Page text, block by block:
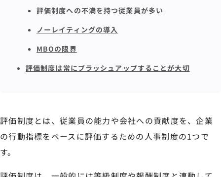
評価制度への不満を持つ従業員が多い
ノーレイティングの導入
MBOの限界
評価制度は常にブラッシュアップすることが大切
評価制度とは、従業員の能力や会社への貢献度を、企業
の行動指標をベースに評価するための人事制度の1つで
す。